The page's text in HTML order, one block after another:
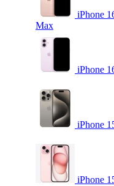
iPhone
Max
iPhone
iPhone
iPhone